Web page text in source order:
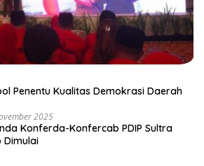
Penentu Kualitas Demokrasi Daerah
2025
Konferda-Konfercab PDIP Sultra
Dimulai